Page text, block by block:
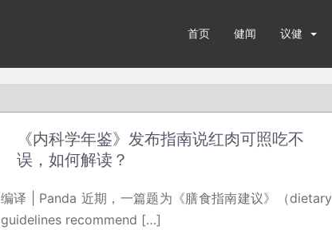
首页 健闻 议健
《内科学年鉴》发布指南说红肉可照吃不
误，如何解读？
编译 | Panda 近期，一篇题为《膳食指南建议》（dietary
guidelines recommend […]